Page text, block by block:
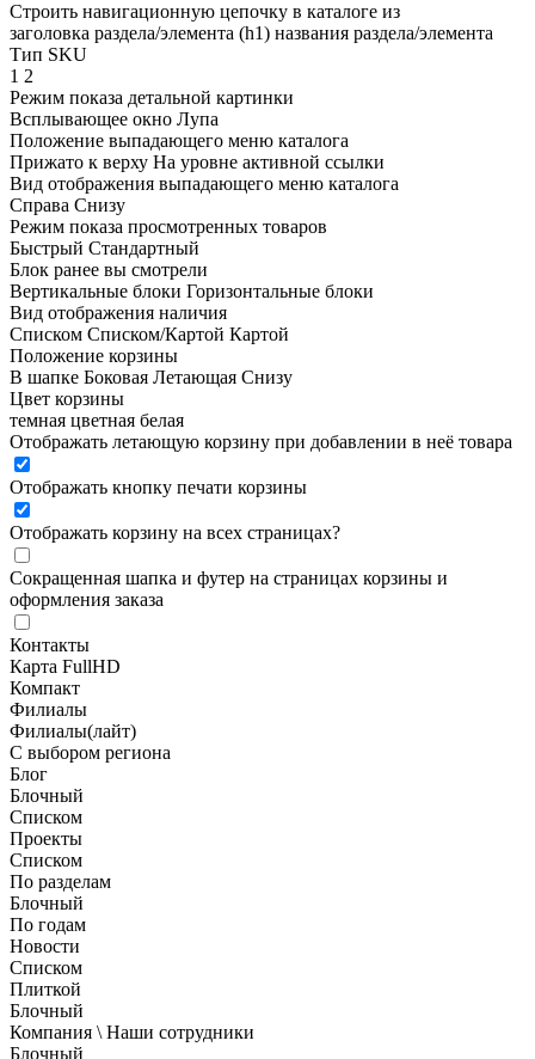
Строить навигационную цепочку в каталоге из
заголовка раздела/элемента (h1) названия раздела/элемента
Тип SKU
1 2
Режим показа детальной картинки
Всплывающее окно Лупа
Положение выпадающего меню каталога
Прижато к верху На уровне активной ссылки
Вид отображения выпадающего меню каталога
Справа Снизу
Режим показа просмотренных товаров
Быстрый Стандартный
Блок ранее вы смотрели
Вертикальные блоки Горизонтальные блоки
Вид отображения наличия
Списком Списком/Картой Картой
Положение корзины
В шапке Боковая Летающая Снизу
Цвет корзины
темная цветная белая
Отображать летающую корзину при добавлении в неё товара
Отображать кнопку печати корзины
Отображать корзину на всех страницах?
Сокращенная шапка и футер на страницах корзины и
оформления заказа
Контакты
Карта FullHD
Компакт
Филиалы
Филиалы(лайт)
С выбором региона
Блог
Блочный
Списком
Проекты
Списком
По разделам
Блочный
По годам
Новости
Списком
Плиткой
Блочный
Компания \ Наши сотрудники
Блочный